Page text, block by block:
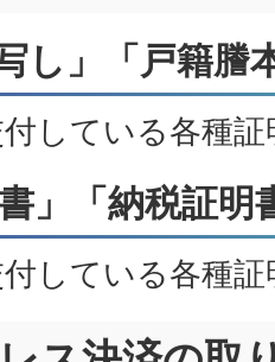
し」「戸籍謄
している各種
」「納税証明
している各種